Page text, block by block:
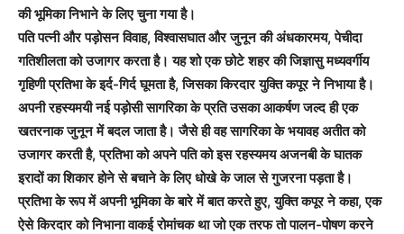
की भूमिका निभाने के लिए चुना गया है।
पति पत्नी और पड़ोसन विवाह, विश्वासघात और जुनून की अंधकारमय, पेचीदा
गतिशीलता को उजागर करता है। यह शो एक छोटे शहर की जिज्ञासु मध्यवर्गीय
गृहिणी प्रतिभा के इर्द-गिर्द घूमता है, जिसका किरदार युक्ति कपूर ने निभाया है।
अपनी रहस्यमयी नई पड़ोसी सागरिका के प्रति उसका आकर्षण जल्द ही एक
खतरनाक जुनून में बदल जाता है। जैसे ही वह सागरिका के भयावह अतीत को
उजागर करती है, प्रतिभा को अपने पति को इस रहस्यमय अजनबी के घातक
इरादों का शिकार होने से बचाने के लिए धोखे के जाल से गुजरना पड़ता है।
प्रतिभा के रूप में अपनी भूमिका के बारे में बात करते हुए, युक्ति कपूर ने कहा, एक
ऐसे किरदार को निभाना वाकई रोमांचक था जो एक तरफ तो पालन-पोषण करने